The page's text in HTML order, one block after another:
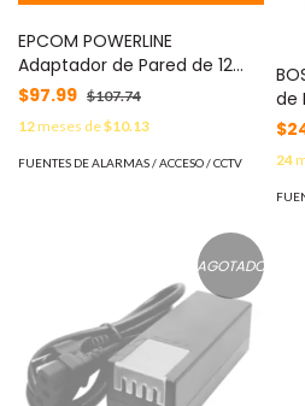
EPCOM POWERLINE
Adaptador de Pared de 12
Vcc @ 1 Amp Regulado / Uso
en Interior / Múltiples Usos /
Con cable de 95 cm MOD:
PL-DC-1000
$97.99 $107.74
12meses de$10.13
FUENTES DE ALARMAS / ACCESO / CCTV
de
24
AGOTADO